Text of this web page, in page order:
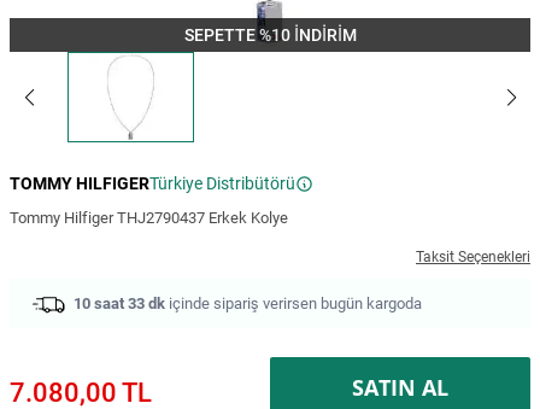
SEPETTE %10 İNDİRİM
TOMMY HILFIGERTürkiye Distribütörü
Tommy Hilfiger THJ2790437 Erkek Kolye
Taksit Seçenekleri
10 saat 33 dk içinde sipariş verirsen bugün kargoda
7.080,00 TL SATIN AL